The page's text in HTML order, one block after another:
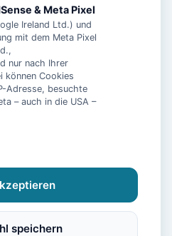
Küchenutensilien
& Meta Pixel
Ireland Ltd.) und
mit dem Meta Pixel
nur nach Ihrer
können Cookies
Adresse, besuchte
– auch in die USA –
speichern